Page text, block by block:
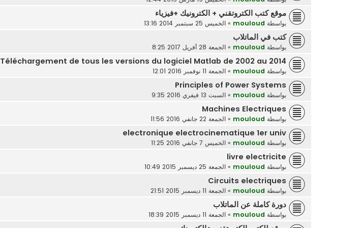
موقع كتب الكتروتقني + الكترونيك +فيزياء
بواسطة mouloud
» الخميس 25 سبتمبر 2014 13:16
كتب في الماتلاب
بواسطة mouloud
» الجمعة 28 أفريل 2017 8:25
Téléchargement de tous les versions du logiciel Matlab de 2002 au 2014
بواسطة mouloud
» الجمعة 11 نوفمبر 2016 12:01
Principles of Power Systems
بواسطة mouloud
» السبت 13 فيفري 2016 9:35
Machines Electriques
بواسطة mouloud
» الجمعة 22 جانفي 2016 11:56
electronique electrocinematique 1er univ
بواسطة mouloud
» الخميس 7 جانفي 2016 11:25
livre electricite
بواسطة mouloud
» الجمعة 25 ديسمبر 2015 10:49
Circuits electriques
بواسطة mouloud
» الجمعة 11 ديسمبر 2015 21:51
دورة كاملة عن الماتلاب
بواسطة mouloud
» الجمعة 11 ديسمبر 2015 18:39